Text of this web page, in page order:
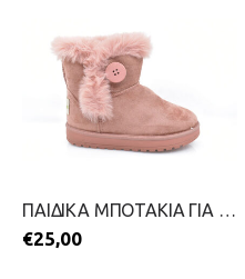
ΠΑΙΔΙΚΑ ΜΠΟΤΑΚΙΑ ΓΙΑ ΚΟΡΙΤΣΙΑ-SMART KIDS-2211-0080-ΡΟΖ
€25,00